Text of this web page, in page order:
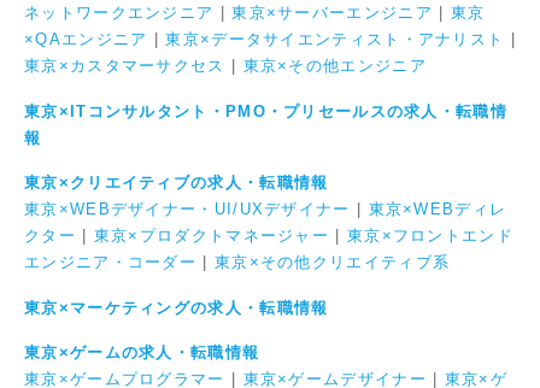
ネットワークエンジニア
|東京×サーバーエンジニア
東京
×QAエンジニア
|東京×データサイエンティスト・アナリスト
東京×カスタマーサクセス
東京×その他エンジニア
東京×ITコンサルタント・PMO・プリセールスの求人・転職情
報
東京×クリエイティブの求人・転職情報
東京×WEBデザイナー・UI/UXデザイナー
東京×WEBディレ
クター
東京×プロダクトマネージャー
東京×フロントエンド
エンジニア・コーダー
東京×その他クリエイティブ系
東京×マーケティングの求人・転職情報
東京×ゲームの求人・転職情報
東京×ゲームプログラマー
東京×ゲームデザイナー 東京×ゲ